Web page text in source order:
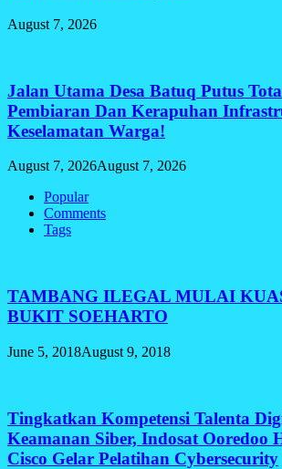
August 7, 2026
Jalan Utama Desa Batuq Putus
Pembiaran Dan Kerapuhan
Keselamatan Warga!
August 7, 2026August 7, 2026
Popular
Comments
Tags
TAMBANG ILEGAL MULAI
BUKIT SOEHARTO
June 5, 2018August 9, 2018
Tingkatkan Kompetensi Talenta
Keamanan Siber, Indosat Ooredoo
Cisco Gelar Pelatihan Cybersecurity